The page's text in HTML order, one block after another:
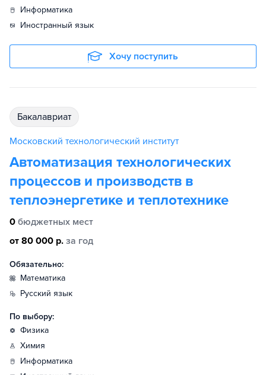
информатика
иностранный язык
Хочу поступить
бакалавриат
Московский технологический институт
Автоматизация технологических
процессов и производств в
теплоэнергетике и теплотехнике
0 бюджетных мест
от 80 000 р. за год
Обязательно:
математика
русский язык
По выбору:
физика
химия
информатика